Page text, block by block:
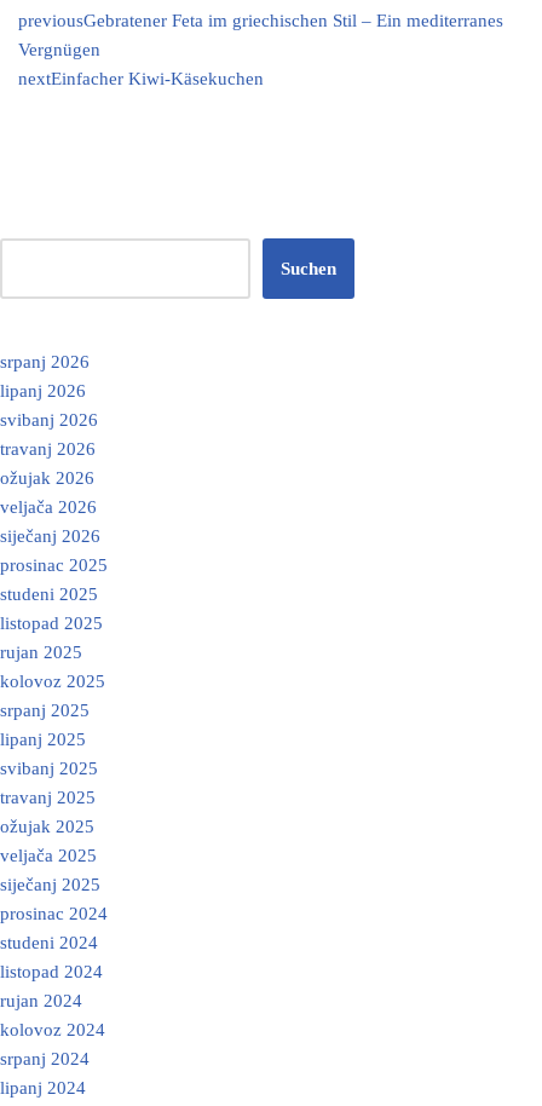
previousGebratener Feta im griechischen Stil – Ein mediterranes
Vergnügen
nextEinfacher Kiwi-Käsekuchen
Suchen
srpanj 2026
lipanj 2026
svibanj 2026
travanj 2026
ožujak 2026
veljača 2026
siječanj 2026
prosinac 2025
studeni 2025
listopad 2025
rujan 2025
kolovoz 2025
srpanj 2025
lipanj 2025
svibanj 2025
travanj 2025
ožujak 2025
veljača 2025
siječanj 2025
prosinac 2024
studeni 2024
listopad 2024
rujan 2024
kolovoz 2024
srpanj 2024
lipanj 2024